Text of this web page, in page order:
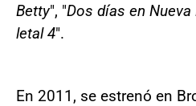
Betty", "Dos días en Nueva
letal 4".
En 2011, se estrenó en